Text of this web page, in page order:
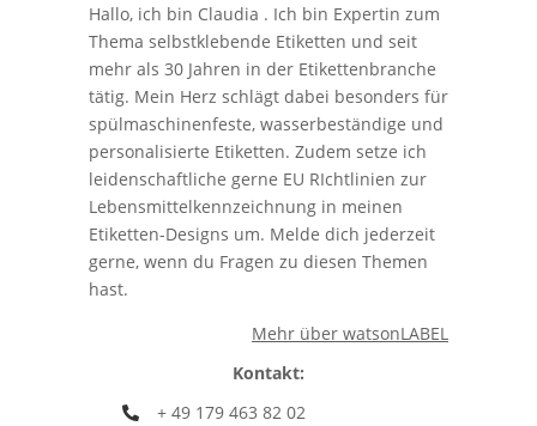
Hallo, ich bin Claudia . Ich bin Expertin zum
Thema selbstklebende Etiketten und seit
mehr als 30 Jahren in der Etikettenbranche
tätig. Mein Herz schlägt dabei besonders für
spülmaschinenfeste, wasserbeständige und
personalisierte Etiketten. Zudem setze ich
leidenschaftliche gerne EU RIchtlinien zur
Lebensmittelkennzeichnung in meinen
Etiketten-Designs um. Melde dich jederzeit
gerne, wenn du Fragen zu diesen Themen
hast.
Mehr über watsonLABEL
Kontakt:
+ 49 179 463 82 02